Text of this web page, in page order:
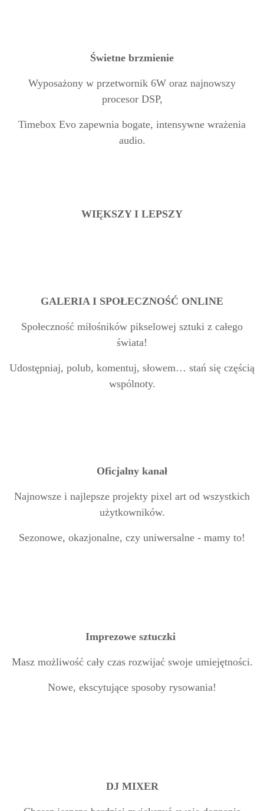
Świetne brzmienie
Wyposażony w przetwornik 6W oraz najnowszy
procesor DSP,
Timebox Evo zapewnia bogate, intensywne wrażenia
audio.
WIĘKSZY I LEPSZY
GALERIA I SPOŁECZNOŚĆ ONLINE
Społeczność miłośników pikselowej sztuki z całego
świata!
Udostępniaj, polub, komentuj, słowem… stań się częścią
wspólnoty.
Oficjalny kanał
Najnowsze i najlepsze projekty pixel art od wszystkich
użytkowników.
Sezonowe, okazjonalne, czy uniwersalne - mamy to!
Imprezowe sztuczki
Masz możliwość cały czas rozwijać swoje umiejętności.
Nowe, ekscytujące sposoby rysowania!
DJ MIXER